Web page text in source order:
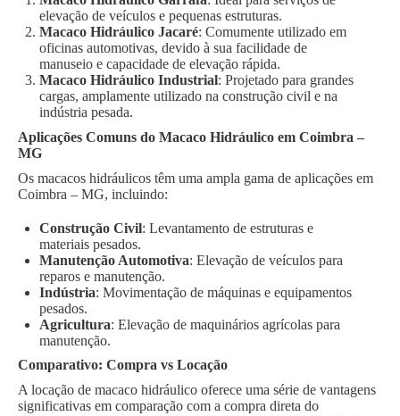
elevação de veículos e pequenas estruturas.
Macaco Hidráulico Jacaré: Comumente utilizado em
oficinas automotivas, devido à sua facilidade de
manuseio e capacidade de elevação rápida.
Macaco Hidráulico Industrial: Projetado para grandes
cargas, amplamente utilizado na construção civil e na
indústria pesada.
Aplicações Comuns do Macaco Hidráulico em Coimbra –
MG
Os macacos hidráulicos têm uma ampla gama de aplicações em
Coimbra – MG, incluindo:
Construção Civil: Levantamento de estruturas e
materiais pesados.
Manutenção Automotiva: Elevação de veículos para
reparos e manutenção.
Indústria: Movimentação de máquinas e equipamentos
pesados.
Agricultura: Elevação de maquinários agrícolas para
manutenção.
Comparativo: Compra vs Locação
A locação de macaco hidráulico oferece uma série de vantagens
significativas em comparação com a compra direta do